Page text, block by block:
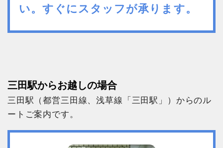
い。すぐにスタッフが承ります。
三田駅からお越しの場合
三田駅（都営三田線、浅草線「三田駅」）からのル
ートご案内です。